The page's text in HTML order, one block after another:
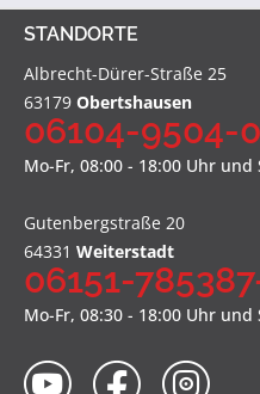
STANDORTE
Albrecht-Dürer-Straße 25
63179 Obertshausen
06104-9504-0
Mo-Fr, 08:00 - 18:00 Uhr und
Gutenbergstraße 20
64331 Weiterstadt
06151-
Mo-Fr, 08:30 - 18:00 Uhr und